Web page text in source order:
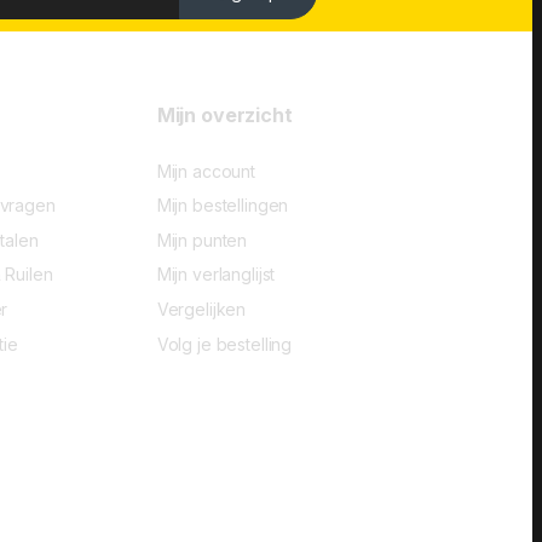
Mijn overzicht
Mijn account
Mijn bestellingen
Mijn punten
Mijn verlanglijst
Vergelijken
Volg je bestelling